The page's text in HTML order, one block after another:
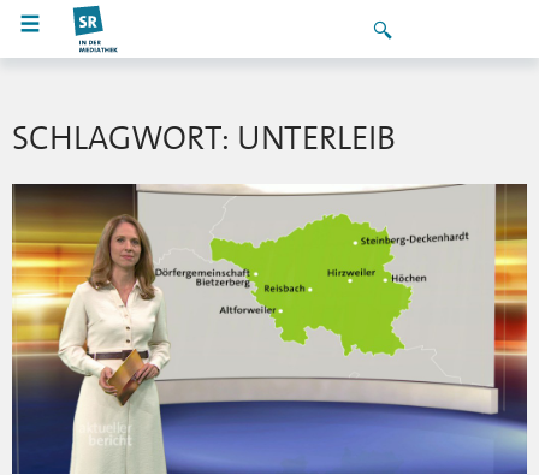
SCHLAGWORT: UNTERLEIB